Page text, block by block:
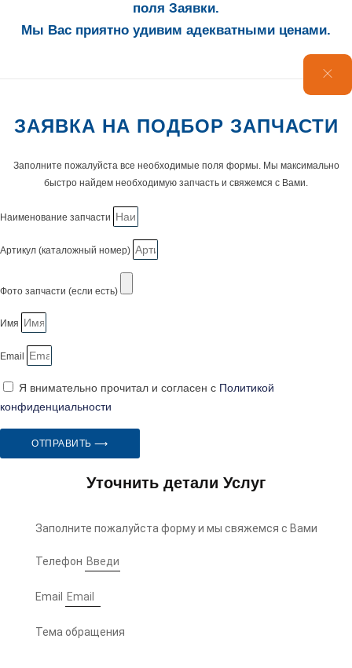
поля Заявки.
Мы Вас приятно удивим адекватными ценами.
ЗАЯВКА НА ПОДБОР ЗАПЧАСТИ
Заполните пожалуйста все необходимые поля формы. Мы максимально
быстро найдем необходимую запчасть и свяжемся с Вами.
Наименование запчасти
Артикул (каталожный номер)
Фото запчасти (если есть)
Имя
Email
Я внимательно прочитал и согласен с Политикой
конфиденциальности
ОТПРАВИТЬ ⟶
Уточнить детали Услуг
Заполните пожалуйста форму и мы свяжемся с Вами
Телефон
Email
Тема обращения